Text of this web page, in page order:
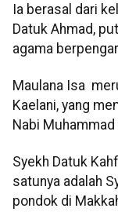
Ia berasal dari
Datuk Ahmad,
agama
Maulana Isa
Kaelani, yang
Nabi
Syekh Datuk
satunya adalah
pondok di